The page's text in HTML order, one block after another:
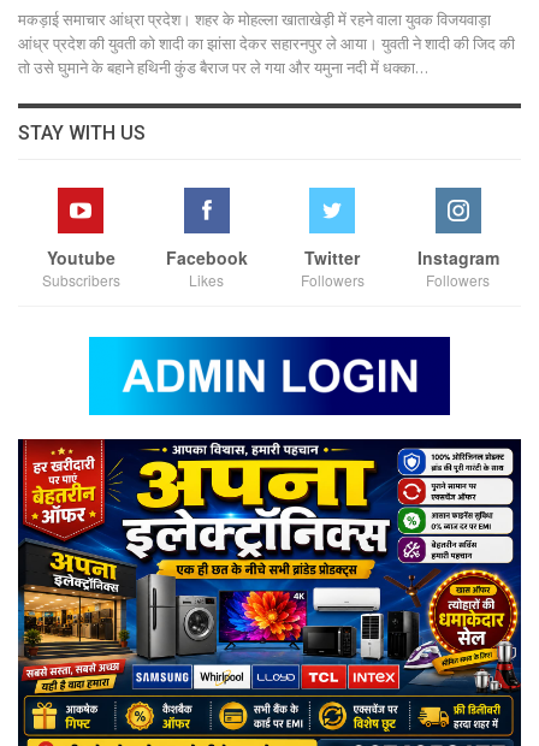
मकड़ाई समाचार आंध्रा प्रदेश। शहर के मोहल्ला खाताखेड़ी में रहने वाला युवक विजयवाड़ा
आंध्र प्रदेश की युवती को शादी का झांसा देकर सहारनपुर ले आया। युवती ने शादी की जिद की
तो उसे घुमाने के बहाने हथिनी कुंड बैराज पर ले गया और यमुना नदी में धक्का…
STAY WITH US
Youtube
Subscribers
Facebook
Likes
Twitter
Followers
Instagram
Followers